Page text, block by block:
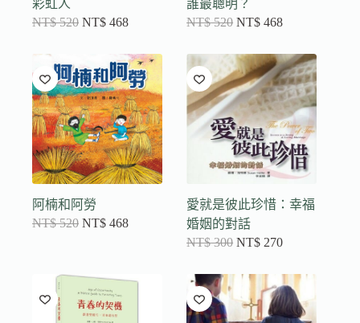
彩虹人
NT$520 NT$ 468
誰最聰明？
NT$520 NT$ 468
阿楠和阿勞
NT$520 NT$ 468
愛就是彼此珍惜：幸福
婚姻的對話
NT$300 NT$ 270